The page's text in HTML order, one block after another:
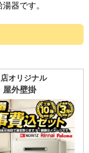
器です。
オリジナル
屋外壁掛